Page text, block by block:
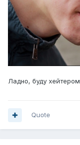
Ладно, буду хейтером
Quote